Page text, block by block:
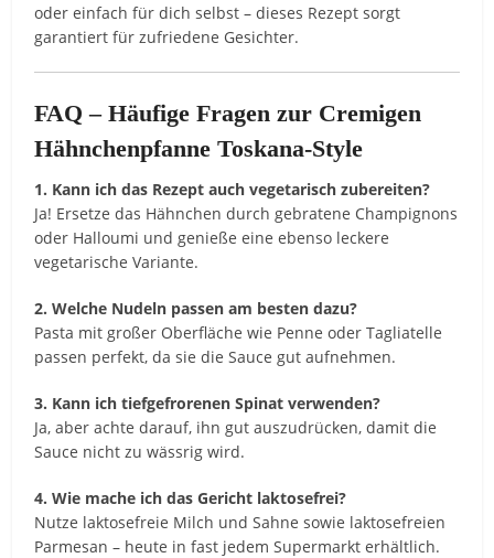
oder einfach für dich selbst – dieses Rezept sorgt
garantiert für zufriedene Gesichter.
FAQ – Häufige Fragen zur Cremigen
Hähnchenpfanne Toskana-Style
1. Kann ich das Rezept auch vegetarisch zubereiten?
Ja! Ersetze das Hähnchen durch gebratene Champignons
oder Halloumi und genieße eine ebenso leckere
vegetarische Variante.
2. Welche Nudeln passen am besten dazu?
Pasta mit großer Oberfläche wie Penne oder Tagliatelle
passen perfekt, da sie die Sauce gut aufnehmen.
3. Kann ich tiefgefrorenen Spinat verwenden?
Ja, aber achte darauf, ihn gut auszudrücken, damit die
Sauce nicht zu wässrig wird.
4. Wie mache ich das Gericht laktosefrei?
Nutze laktosefreie Milch und Sahne sowie laktosefreien
Parmesan – heute in fast jedem Supermarkt erhältlich.